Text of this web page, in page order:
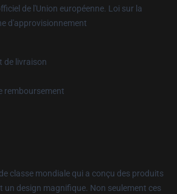
de l'Union européenne. Loi sur la
d'approvisionnement
de livraison
remboursement
classe mondiale qui a conçu des produits
un design magnifique. Non seulement ces